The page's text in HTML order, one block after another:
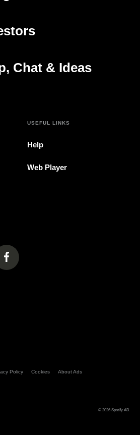
tab)
Chat & Ideas
tab)
USEFUL LINKS
Help
Web Player
in a new tab)
(opens in a new tab)
In A New Tab)
Policy Cookies About Ads
© 2026 Spotify AB.